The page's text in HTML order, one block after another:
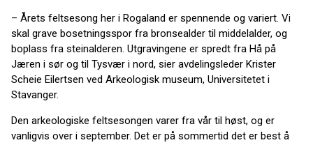
– Årets feltsesong her i Rogaland er spennende og variert. Vi
skal grave bosetningsspor fra bronsealder til middelalder, og
boplass fra steinalderen. Utgravingene er spredt fra Hå på
Jæren i sør og til Tysvær i nord, sier avdelingsleder Krister
Scheie Eilertsen ved Arkeologisk museum, Universitetet i
Stavanger.
Den arkeologiske feltsesongen varer fra vår til høst, og er
vanligvis over i september. Det er på sommertid det er best å